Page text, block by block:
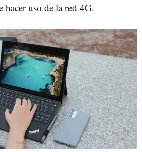
hacer uso de la red 4G.